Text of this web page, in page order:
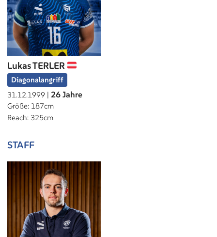
Lukas TERLER
Diagonalangriff
31.12.1999 | 26 Jahre
Größe: 187cm
Reach: 325cm
STAFF